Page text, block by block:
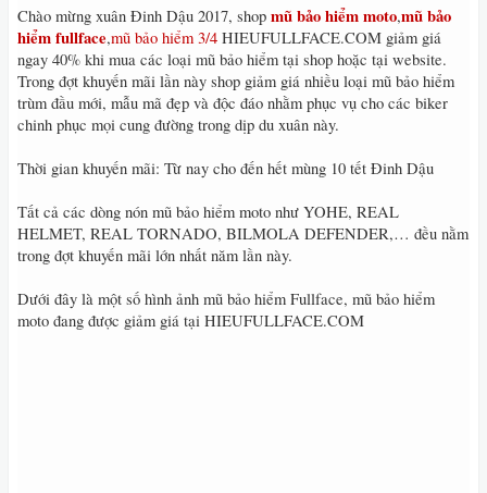
Chào mừng xuân Đinh Dậu 2017, shop mũ bảo hiểm moto,mũ bảo
hiểm fullface,mũ bảo hiểm 3/4 HIEUFULLFACE.COM giảm giá
ngay 40% khi mua các loại mũ bảo hiểm tại shop hoặc tại website.
Trong đợt khuyến mãi lần này shop giảm giá nhiều loại mũ bảo hiểm
trùm đầu mới, mẫu mã đẹp và độc đáo nhằm phục vụ cho các biker
chinh phục mọi cung đường trong dịp du xuân này.
Thời gian khuyến mãi: Từ nay cho đến hết mùng 10 tết Đinh Dậu
Tất cả các dòng nón mũ bảo hiểm moto như YOHE, REAL
HELMET, REAL TORNADO, BILMOLA DEFENDER,… đều nằm
trong đợt khuyến mãi lớn nhất năm lần này.
Dưới đây là một số hình ảnh mũ bảo hiểm Fullface, mũ bảo hiểm
moto đang được giảm giá tại HIEUFULLFACE.COM